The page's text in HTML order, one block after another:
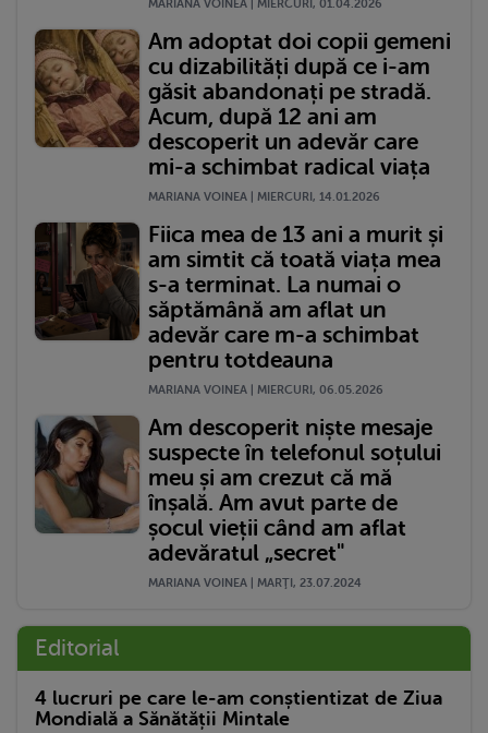
MARIANA VOINEA | MIERCURI, 01.04.2026
Am adoptat doi copii gemeni
cu dizabilități după ce i-am
găsit abandonați pe stradă.
Acum, după 12 ani am
descoperit un adevăr care
mi-a schimbat radical viața
MARIANA VOINEA | MIERCURI, 14.01.2026
Fiica mea de 13 ani a murit și
am simtit că toată viața mea
s-a terminat. La numai o
săptămână am aflat un
adevăr care m-a schimbat
pentru totdeauna
MARIANA VOINEA | MIERCURI, 06.05.2026
Am descoperit niște mesaje
suspecte în telefonul soțului
meu și am crezut că mă
înșală. Am avut parte de
șocul vieții când am aflat
adevăratul „secret"
MARIANA VOINEA | MARŢI, 23.07.2024
Editorial
4 lucruri pe care le-am conștientizat de Ziua
Mondială a Sănătății Mintale